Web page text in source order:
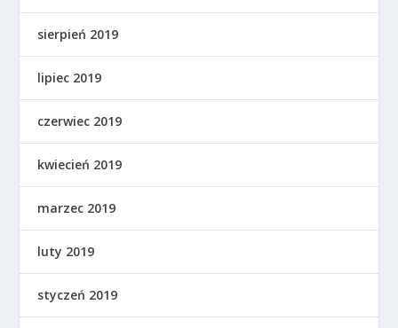
sierpień 2019
lipiec 2019
czerwiec 2019
kwiecień 2019
marzec 2019
luty 2019
styczeń 2019